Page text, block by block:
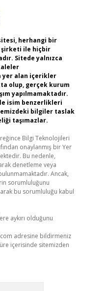
herhangi bir
şirketi ile hiçbir
Sitede yalnızca
yer alan içerikler
olup, gerçek kurum
yapılmamaktadır.
isim benzerlikleri
bilgiler taslak
taşımazlar.
Bilgi Teknolojileri
onaylanmış bir Yer
Bu nedenle,
denetleme veya
Ancak,
sorumluluğunu
bu sorumluluğu kabul
aykırı olduğunu
adresine bildirmeniz
içerisinde sitemizden